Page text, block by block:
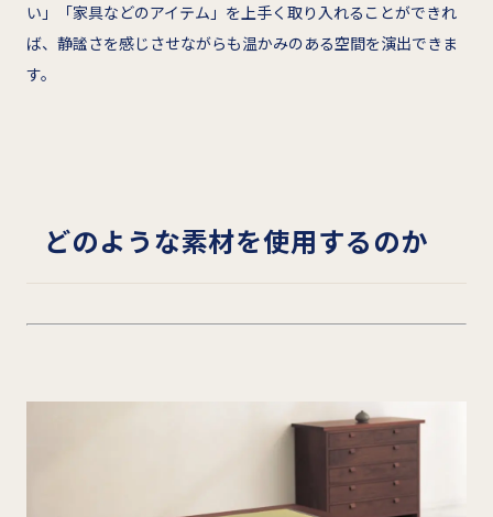
い」「家具などのアイテム」を上手く取り入れることができれ
ば、静謐さを感じさせながらも温かみのある空間を演出できま
す。
どのような素材を使用するのか